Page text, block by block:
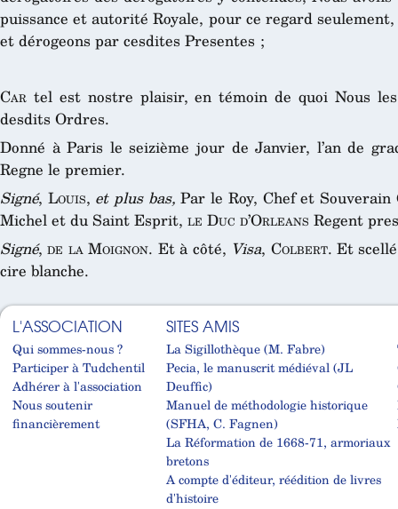
puissance et autorité Royale, pour ce regard
et dérogeons par cesdites Presentes ;
Car tel est nostre plaisir, en témoin de quoi Nous
desdits Ordres.
Donné à Paris le seizième jour de Janvier, l’an de
Regne le premier.
Signé, Louis, et plus bas, Par le Roy, Chef et
Michel et du Saint Esprit, le Duc d’Orleans Regent
Signé,de la Moignon. Et à côté, Visa, Colbert. Et
cire blanche.
L'ASSOCIATION
Qui sommes-nous ?
Participer à Tudchentil
Adhérer à l'association
Nous soutenir
financièrement
SITES AMIS
La Sigillothèque (M. Fabre)
Pecia, le manuscrit médiéval (JL
Deuffic)
Manuel de méthodologie historique
(SFHA, C. Fagnen)
La Réformation de 1668-71, armoriaux
bretons
A compte d'éditeur, réédition de livres
d'histoire